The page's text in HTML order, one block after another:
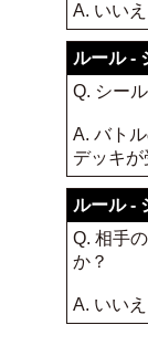
A. いい
ルール -
Q. シー
A. バト
デッキが
ルール -
Q. 相手
か？
A. いい